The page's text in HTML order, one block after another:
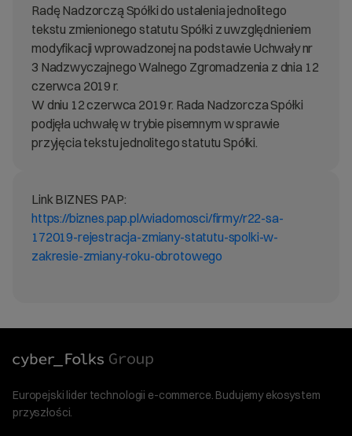
Radę Nadzorczą Spółki do ustalenia jednolitego
tekstu zmienionego statutu Spółki z uwzględnieniem
modyfikacji wprowadzonej na podstawie Uchwały nr
3 Nadzwyczajnego Walnego Zgromadzenia z dnia 12
czerwca 2019 r.
W dniu 12 czerwca 2019 r. Rada Nadzorcza Spółki
podjęła uchwałę w trybie pisemnym w sprawie
przyjęcia tekstu jednolitego statutu Spółki.
Link BIZNES PAP:
https://biznes.pap.pl/wiadomosci/firmy/r22-sa-
172019-rejestracja-zmiany-statutu-spolki-w-
zakresie-zmiany-roku-obrotowego
Europejski lider technologii e-commerce. Budujemy ekosystem
przyszłości.